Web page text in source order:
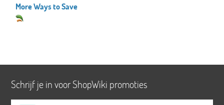
More Ways to Save
Schrijf je in voor ShopWiki promoties